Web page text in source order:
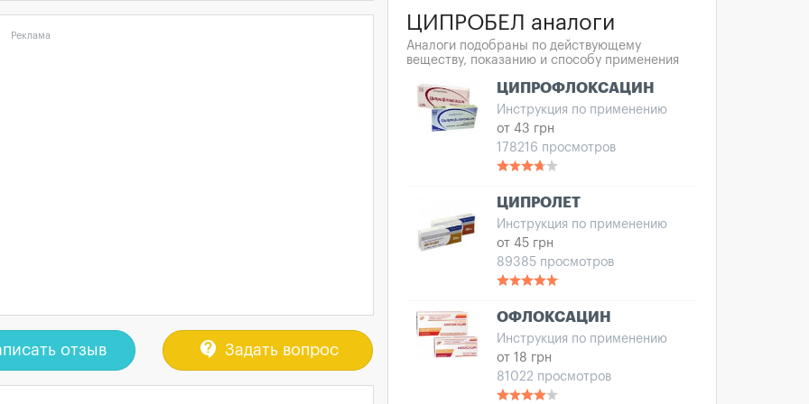
Реклама
отзыв contact_support Задать вопрос
ЦИПРОБЕЛ аналоги
Аналоги подобраны по действующему
веществу, показанию и способу применения
ЦИПРОФЛОКСАЦИН
Инструкция по применению
от 43 грн
178216 просмотров
ЦИПРОЛЕТ
Инструкция по применению
от 45 грн
89385 просмотров
ОФЛОКСАЦИН
Инструкция по применению
от 18 грн
81022 просмотров